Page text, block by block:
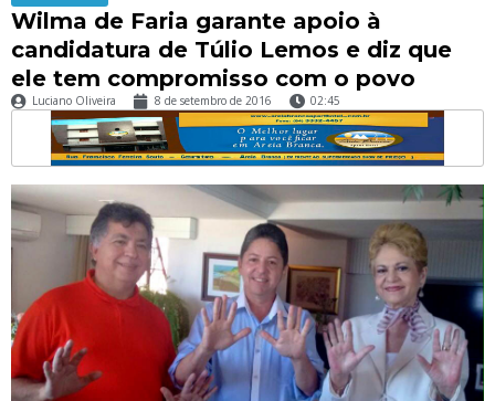
Wilma de Faria garante apoio à
candidatura de Túlio Lemos e diz que
ele tem compromisso com o povo
Luciano Oliveira 8 de setembro de 2016 02:45